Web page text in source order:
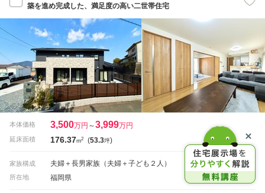
築を進め完成した、満足度の高い二世帯住宅
本体価格 3,500万円 ～3,999万円
延床面積 176.37m2 (53.3坪)
家族構成 夫婦＋長男家族（夫婦＋子ども２人）
所在地 福岡県